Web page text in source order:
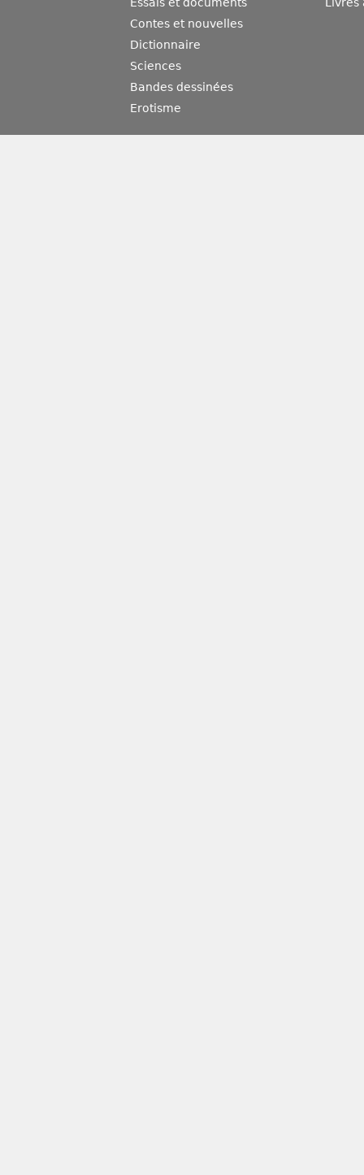
Essais et documents
Contes et nouvelles
Dictionnaire
Sciences
Bandes dessinées
Erotisme
Livres